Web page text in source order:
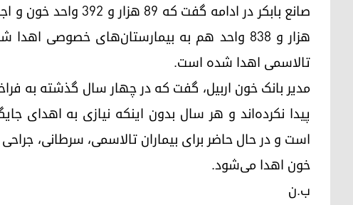
تالاسمی اهدا شده است.
مدیر بانک خون اربیل، گفت که در چهار سال گذشته به
پیدا نکرده‌اند و هر سال بدون اینکه نیازی به اهدای
است و در حال حاضر برای بیماران تالاسمی، سرطانی، جراحی
خون اهدا می‌شود.
ب.ن